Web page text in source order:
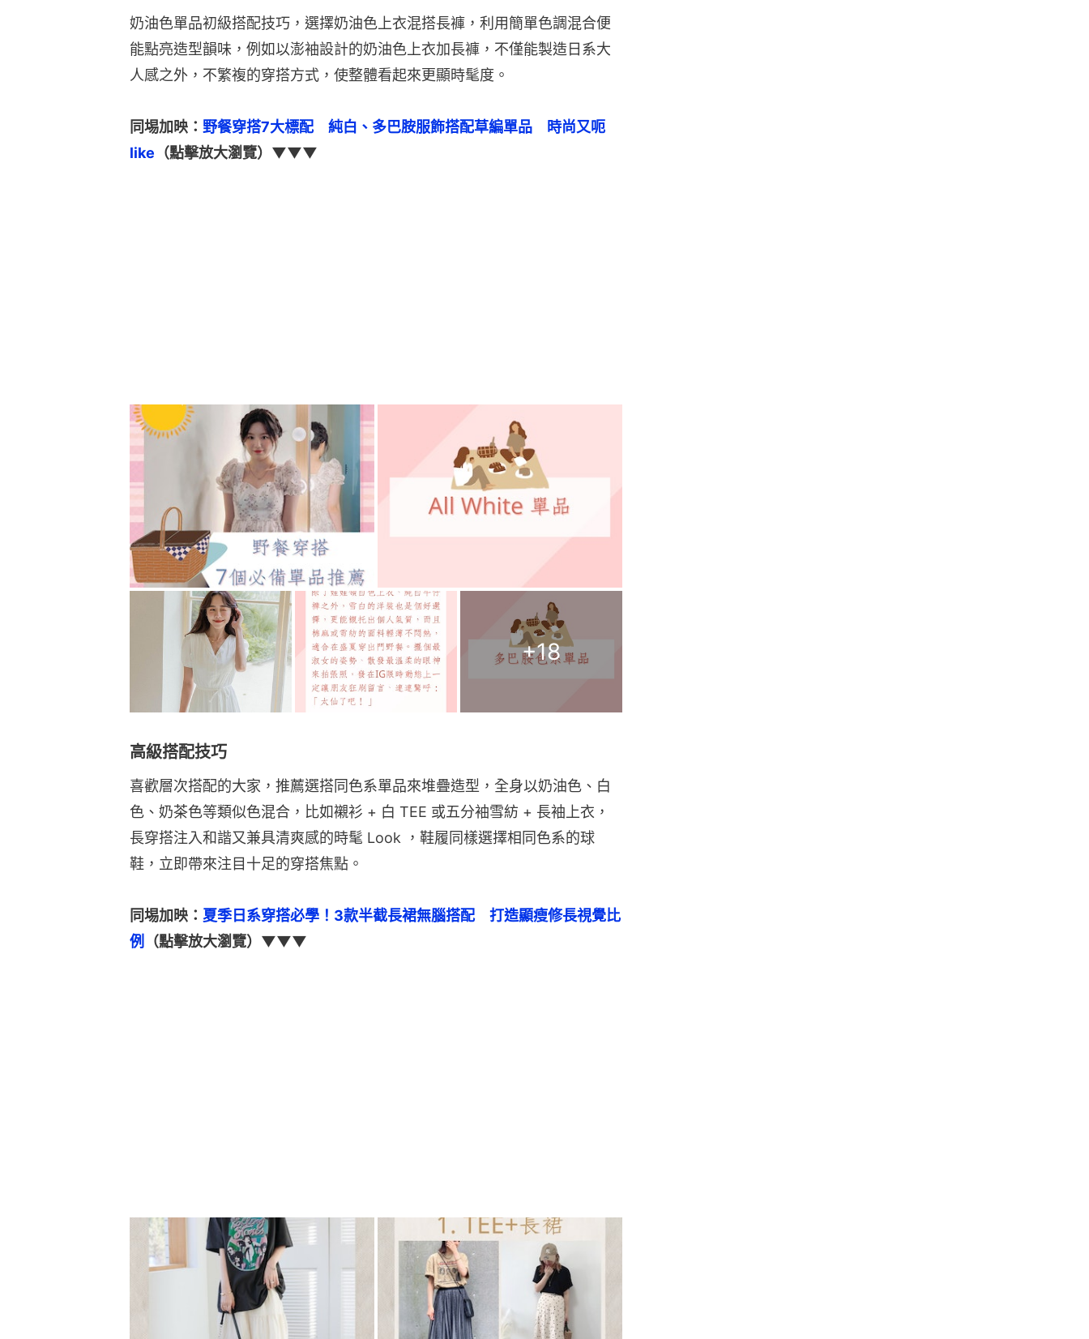
奶油色單品初級搭配技巧，選擇奶油色上衣混搭長褲，利用簡單色調混合便
能點亮造型韻味，例如以澎袖設計的奶油色上衣加長褲，不僅能製造日系大
人感之外，不繁複的穿搭方式，使整體看起來更顯時髦度。
同埸加映： 野餐穿搭7大標配　純白、多巴胺服飾搭配草編單品　時尚又呃
like （點擊放大瀏覽）▼▼▼
+18
高級搭配技巧
喜歡層次搭配的大家，推薦選搭同色系單品來堆疊造型，全身以奶油色、白
色、奶茶色等類似色混合，比如襯衫 + 白 TEE 或五分袖雪紡 + 長袖上衣，
長穿搭注入和諧又兼具清爽感的時髦 Look ，鞋履同樣選擇相同色系的球
鞋，立即帶來注目十足的穿搭焦點。
同埸加映： 夏季日系穿搭必學！3款半截長裙無腦搭配　打造顯瘦修長視覺比
例
（點擊放大瀏覽）▼▼▼